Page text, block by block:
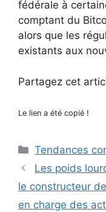
fédérale à
comptant du
alors que les
existants aux
Partagez cet
Le lien a été copié !
Catégories
Tendances
Les poids
le constructeur
en charge des